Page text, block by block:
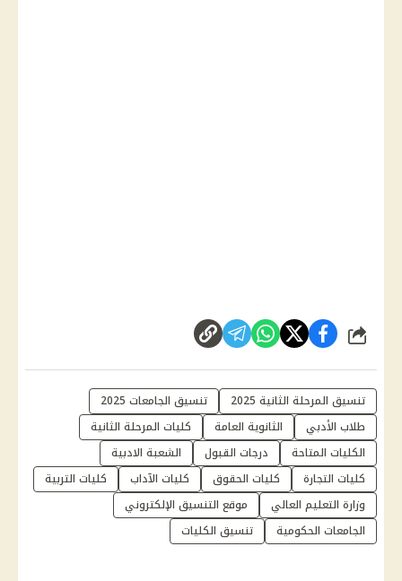
شارك
تنسيق المرحلة الثانية 2025
تنسيق الجامعات 2025
طلاب الأدبي
الثانوية العامة
كليات المرحلة الثانية
الكليات المتاحة
درجات القبول
الشعبة الادبية
كليات التجارة
كليات الحقوق كليات الآداب
كليات التربية
وزارة التعليم العالي
موقع التنسيق الإلكتروني
الجامعات الحكومية
تنسيق الكليات